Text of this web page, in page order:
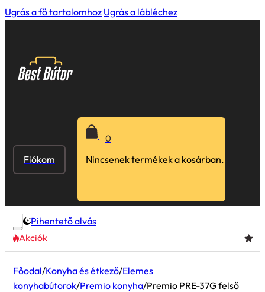
Ugrás a fő tartalomhoz Ugrás a lábléchez
Fiókom
0
Nincsenek termékek a kosárban.
Pihentető alvás
Akciók
Főodal/Konyha és étkező/Elemes
konyhabútorok/Premio konyha/Premio PRE-37G felső